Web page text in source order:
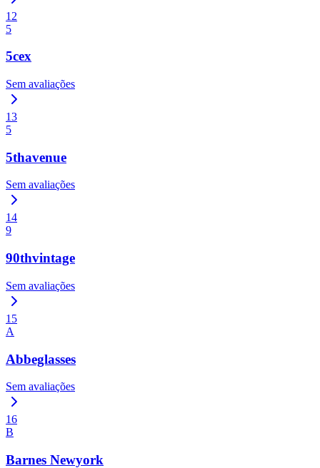
12
5
5cex
Sem avaliações
13
5
5thavenue
Sem avaliações
14
9
90thvintage
Sem avaliações
15
A
Abbeglasses
Sem avaliações
16
B
Barnes Newyork